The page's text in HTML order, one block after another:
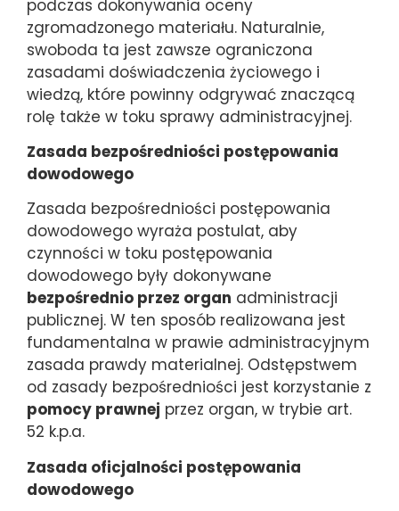
podczas dokonywania oceny
zgromadzonego materiału. Naturalnie,
swoboda ta jest zawsze ograniczona
zasadami doświadczenia życiowego i
wiedzą, które powinny odgrywać znaczącą
rolę także w toku sprawy administracyjnej.
Zasada bezpośredniości postępowania
dowodowego
Zasada bezpośredniości postępowania
dowodowego wyraża postulat, aby
czynności w toku postępowania
dowodowego były dokonywane
bezpośrednio przez organ administracji
publicznej. W ten sposób realizowana jest
fundamentalna w prawie administracyjnym
zasada prawdy materialnej. Odstępstwem
od zasady bezpośredniości jest korzystanie z
pomocy prawnej przez organ, w trybie art.
52 k.p.a.
Zasada oficjalności postępowania
dowodowego